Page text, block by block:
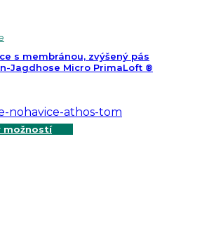
s membránou, zvýšený pás
Jagdhose Micro PrimaLoft ®
možností